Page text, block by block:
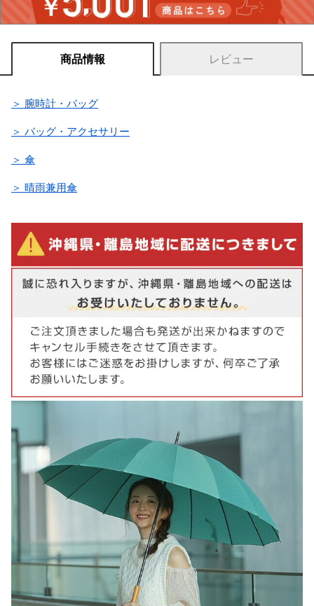
商品情報 レビュー
＞ 腕時計・バッグ
＞ バッグ・アクセサリー
＞ 傘
＞ 晴雨兼用傘